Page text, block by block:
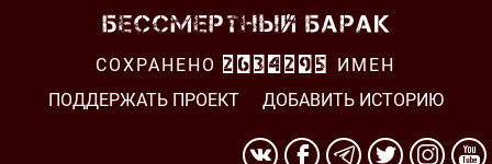
СОХРАНЕНО 2634295
ИМЕН
ПОДДЕРЖАТЬ ПРОЕКТ
ДОБАВИТЬ ИСТОРИЮ